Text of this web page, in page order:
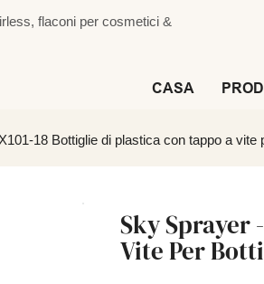
flaconi per cosmetici &
CASA
18 Bottiglie di plastica con tappo a vite
Sky Sprayer
Vite Per